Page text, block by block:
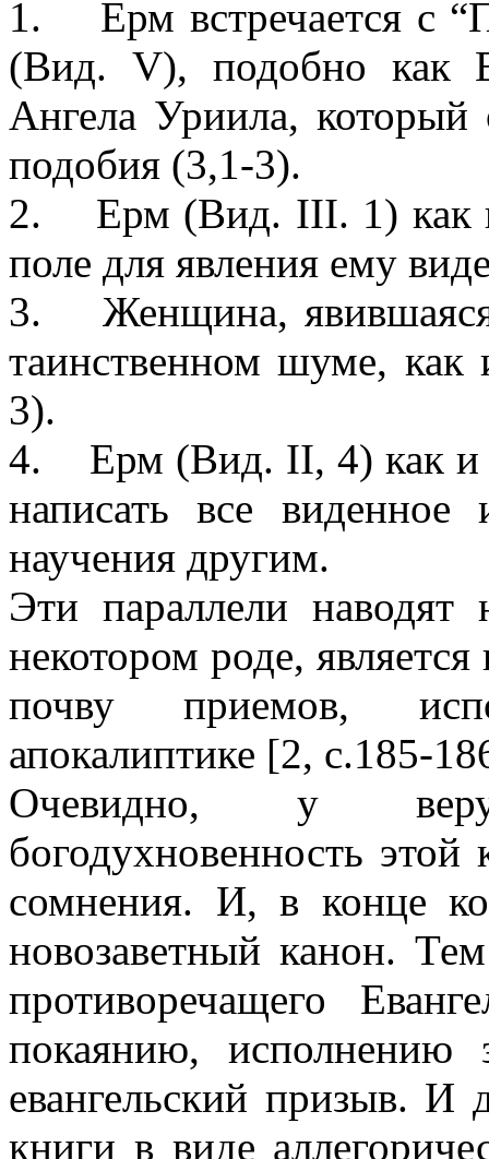
1. Ерм встречается с
(Вид. V), подобно как
Ангела Уриила,
подобия (3,1-3).
2. Ерм (Вид. III. 1) как и
поле для явления ему
3. Женщина, явившаяся
таинственном шуме,
3).
4. Ерм (Вид. II, 4) как и
написать все
научения другим.
Эти параллели
некотором роде,
почву приемов,
апокалиптике [2, с.185-
Очевидно, у
богодухновенность
сомнения. И, в конце
новозаветный канон.
противоречащего
покаянию, исполнению
евангельский призыв. И
книги в виде